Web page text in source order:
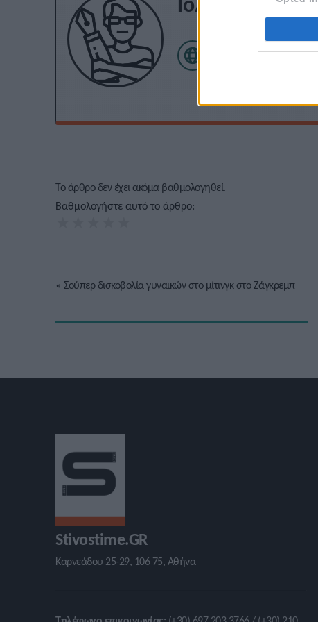
Το άρθρο δεν έχει ακόμα βαθμολογηθεί.
Βαθμολογήστε αυτό το άρθρο:
« Σούπερ δισκοβολία γυναικών στο μίτινγκ στο Ζάγκρεμπ
Stivostime.GR
Καρνεάδου 25-29, 106 75, Αθήνα